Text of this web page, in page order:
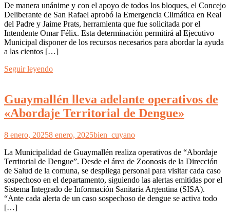
De manera unánime y con el apoyo de todos los bloques, el Concejo
Deliberante de San Rafael aprobó la Emergencia Climática en Real
del Padre y Jaime Prats, herramienta que fue solicitada por el
Intendente Omar Félix. Esta determinación permitirá al Ejecutivo
Municipal disponer de los recursos necesarios para abordar la ayuda
a las cientos […]
Seguir leyendo
Guaymallén lleva adelante operativos de
«Abordaje Territorial de Dengue»
8 enero, 20258 enero, 2025bien_cuyano
La Municipalidad de Guaymallén realiza operativos de “Abordaje
Territorial de Dengue”. Desde el área de Zoonosis de la Dirección
de Salud de la comuna, se despliega personal para visitar cada caso
sospechoso en el departamento, siguiendo las alertas emitidas por el
Sistema Integrado de Información Sanitaria Argentina (SISA).
“Ante cada alerta de un caso sospechoso de dengue se activa todo
[…]